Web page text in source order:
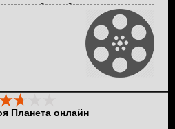
темой многих передач,
процесс. Как все это
путь прошли ученные, прежде
имеем сейчас. Viasat History
в эту феноменальную
ваши познания.
History вещается в прямом
Планета онлайн